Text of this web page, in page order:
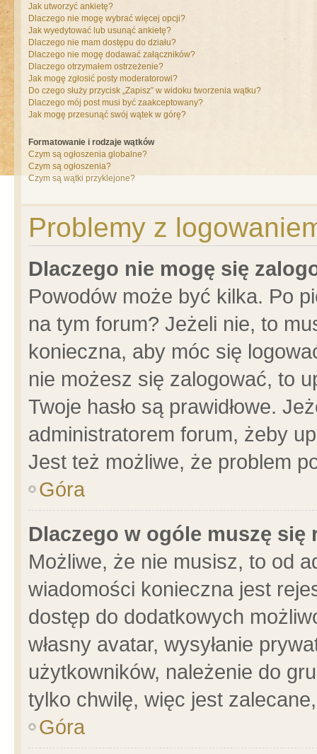
Jak utworzyć ankietę?
Dlaczego nie mogę wybrać więcej opcji?
Jak wyedytować lub usunąć ankietę?
Dlaczego nie mam dostępu do działu?
Dlaczego nie mogę dodawać załączników?
Dlaczego otrzymałem ostrzeżenie?
Jak mogę zgłosić posty moderatorowi?
Do czego służy przycisk „Zapisz” w widoku tworzenia wątku?
Dlaczego mój post musi być zaakceptowany?
Jak mogę przesunąć swój wątek w górę?
Formatowanie i rodzaje wątków
Czym są ogłoszenia globalne?
Czym są ogłoszenia?
Czym są wątki przyklejone?
Problemy z
Dlaczego nie mogę się
Powodów może być kilka. Po
na tym forum? Jeżeli nie, to
konieczna, aby móc się
nie możesz się zalogować, to
Twoje hasło są prawidłowe.
administratorem forum, żeby
Jest też możliwe, że problem
Góra
Dlaczego w ogóle muszę się
Możliwe, że nie musisz, to od
wiadomości konieczna jest
dostęp do dodatkowych
własny avatar, wysyłanie
użytkowników, należenie do
tylko chwilę, więc jest
Góra